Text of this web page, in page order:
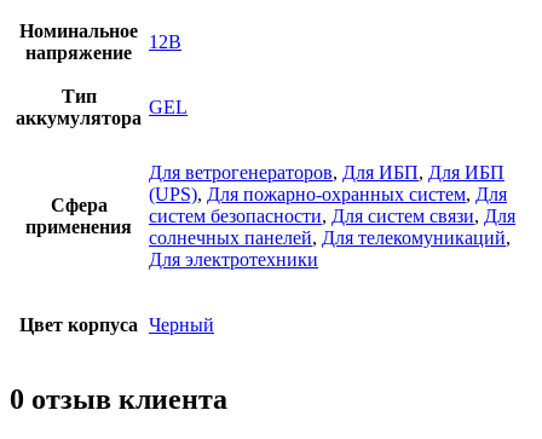
Номинальное
напряжение
12В
Тип
аккумулятора
GEL
Сфера
применения
Для ветрогенераторов, Для ИБП, Для ИБП
(UPS), Для пожарно-охранных систем, Для
систем безопасности, Для систем связи, Для
солнечных панелей, Для телекомуникаций,
Для электротехники
Цвет корпуса Черный
0 отзыв клиента